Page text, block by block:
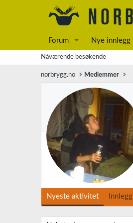
Forum Nye innlegg
Nåværende besøkende
norbrygg.no Medlemmer
Nyeste aktivitet Innlegg